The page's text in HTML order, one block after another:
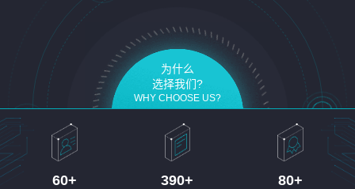
为什么
选择我们?
WHY CHOOSE US?
60+ 390+ 80+